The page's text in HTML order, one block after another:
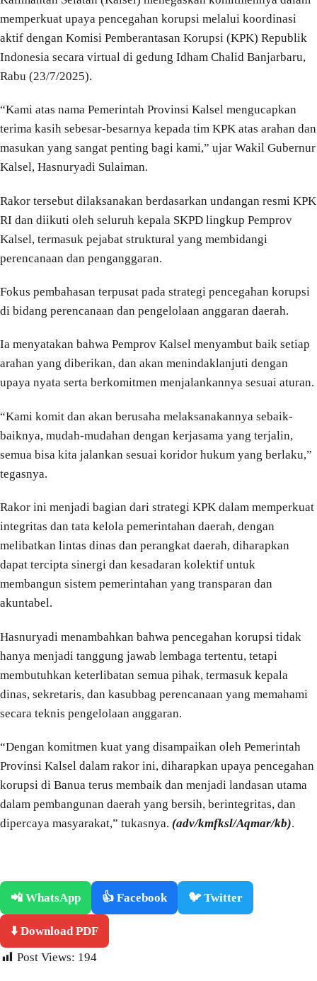
memperkuat upaya pencegahan korupsi melalui koordinasi
aktif dengan Komisi Pemberantasan Korupsi (KPK) Republik
Indonesia secara virtual di gedung Idham Chalid Banjarbaru,
Rabu (23/7/2025).
“Kami atas nama Pemerintah Provinsi Kalsel mengucapkan
terima kasih sebesar-besarnya kepada tim KPK atas arahan dan
masukan yang sangat penting bagi kami,” ujar Wakil Gubernur
Kalsel, Hasnuryadi Sulaiman.
Rakor tersebut dilaksanakan berdasarkan undangan resmi KPK
RI dan diikuti oleh seluruh kepala SKPD lingkup Pemprov
Kalsel, termasuk pejabat struktural yang membidangi
perencanaan dan penganggaran.
Fokus pembahasan terpusat pada strategi pencegahan korupsi
di bidang perencanaan dan pengelolaan anggaran daerah.
Ia menyatakan bahwa Pemprov Kalsel menyambut baik setiap
arahan yang diberikan, dan akan menindaklanjuti dengan
upaya nyata serta berkomitmen menjalankannya sesuai aturan.
“Kami komit dan akan berusaha melaksanakannya sebaik-
baiknya, mudah-mudahan dengan kerjasama yang terjalin,
semua bisa kita jalankan sesuai koridor hukum yang berlaku,”
tegasnya.
Rakor ini menjadi bagian dari strategi KPK dalam memperkuat
integritas dan tata kelola pemerintahan daerah, dengan
melibatkan lintas dinas dan perangkat daerah, diharapkan
dapat tercipta sinergi dan kesadaran kolektif untuk
membangun sistem pemerintahan yang transparan dan
akuntabel.
Hasnuryadi menambahkan bahwa pencegahan korupsi tidak
hanya menjadi tanggung jawab lembaga tertentu, tetapi
membutuhkan keterlibatan semua pihak, termasuk kepala
dinas, sekretaris, dan kasubbag perencanaan yang memahami
secara teknis pengelolaan anggaran.
“Dengan komitmen kuat yang disampaikan oleh Pemerintah
Provinsi Kalsel dalam rakor ini, diharapkan upaya pencegahan
korupsi di Banua terus membaik dan menjadi landasan utama
dalam pembangunan daerah yang bersih, berintegritas, dan
dipercaya masyarakat,” tukasnya. (adv/kmfksl/Aqmar/kb).
📲 WhatsApp 👍 Facebook 🐦 Twitter
⬇️ Download PDF
Post Views: 194